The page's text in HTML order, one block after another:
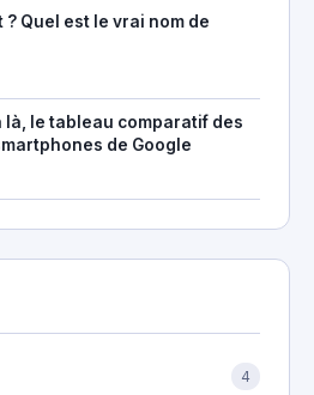
? Quel est le vrai nom de
là, le tableau comparatif des
de Google
4